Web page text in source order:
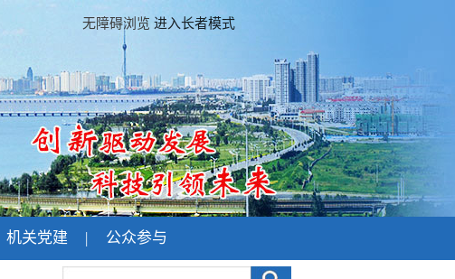
无障碍浏览 进入长者模式
机关党建 | 公众参与